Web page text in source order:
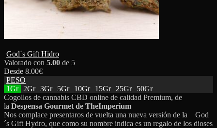
God´s Gift Hidro
Valorado con 5.00 de 5
Desde 8.00€
PESO
1Gr
2Gr 3Gr 5Gr 10Gr 15Gr 25Gr
50Gr
Cogollos de cannabis CBD online de calidad Premium, de
la Despensa Gourmet de TheImperium
Nos complace presentaros de vuelta una nueva versión de la God
´s Gift Hydro, que como su nombre indica es un regalo de los dioses